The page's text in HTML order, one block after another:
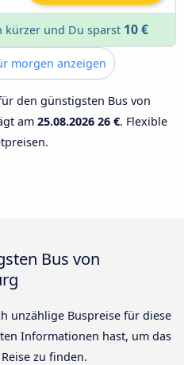
kürzer und Du sparst 10 €
morgen anzeigen
den günstigsten Bus von
am 25.08.2026 26 €. Flexible
Bus von
unzählige Buspreise für diese
Informationen hast, um das
zu finden.